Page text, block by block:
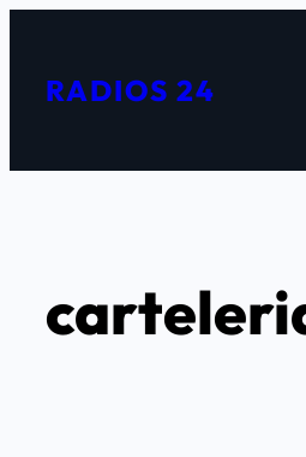
contenido
RADIOS 24